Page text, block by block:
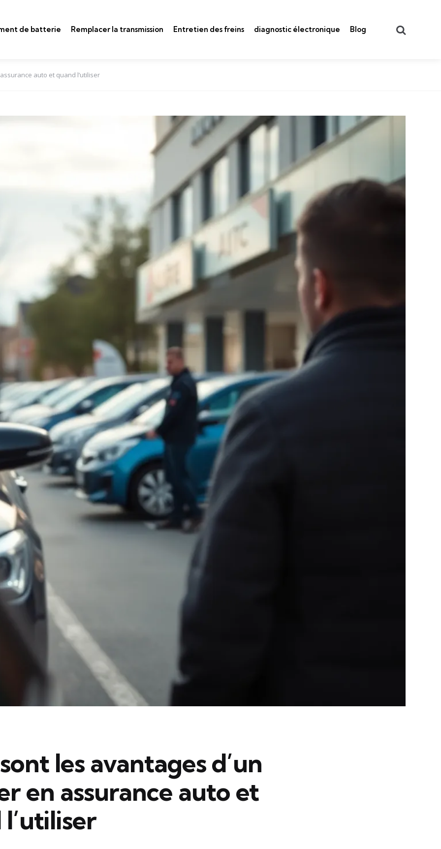
de batterie Remplacer la transmission Entretien des freins diagnostic électronique Blog
auto et quand l’utiliser
les avantages d’un
en assurance auto et